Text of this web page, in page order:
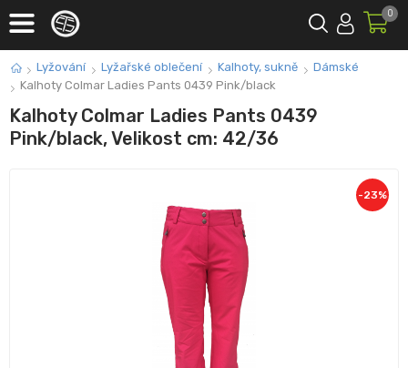
0
Lyžování Lyžařské oblečení Kalhoty, sukně
Dámské
Kalhoty Colmar Ladies Pants 0439 Pink/black
Kalhoty Colmar Ladies Pants 0439
Pink/black, Velikost cm: 42/36
-23%